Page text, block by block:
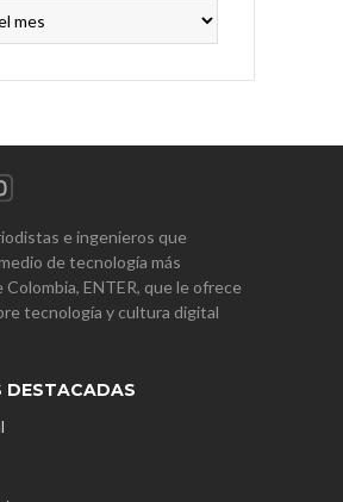
e ingenieros que
de tecnología más
ENTER, que le ofrece
tecnología y cultura digital
DESTACADAS